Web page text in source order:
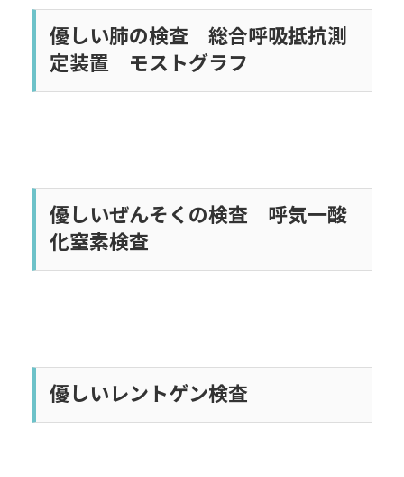
優しい肺の検査 総合呼吸抵抗測
定装置 モストグラフ
優しいぜんそくの検査 呼気一酸
化窒素検査
優しいレントゲン検査